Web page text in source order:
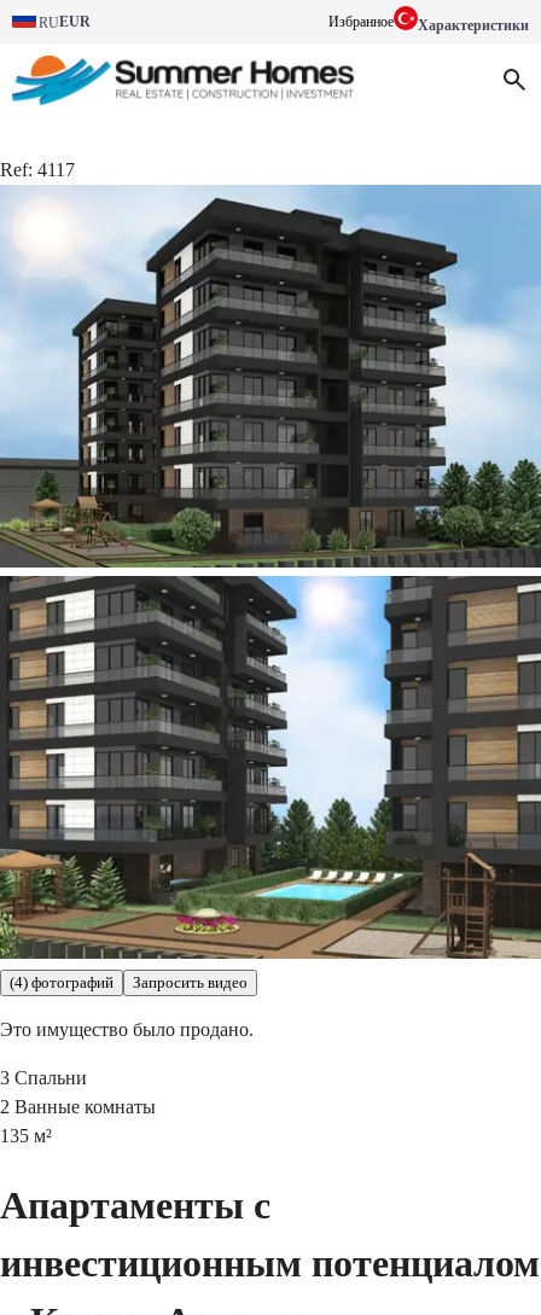
RUEUR Избранное Характеристики
Ref: 4117
(4) фотографий Запросить видео
Это имущество было продано.
3 Спальни
2 Ванные комнаты
135 м²
Апартаменты с
инвестиционным потенциалом